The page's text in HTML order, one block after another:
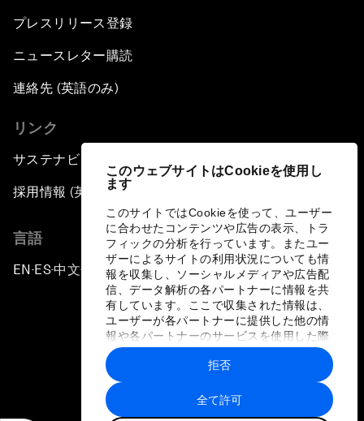
このウェブサイトはCookieを使用し
ます
このサイトではCookieを使って、ユーザー
に合わせたコンテンツや広告の表示、トラ
フィックの分析を行っています。またユー
ザーによるサイトの利用状況についても情
報を収集し、ソーシャルメディアや広告配
信、データ解析の各パートナーに情報を共
有しています。ここで収集された情報は、
ユーザーが各パートナーに提供した他の情
報や各パートナーのサービスを使用した際
に収集された情報と組み合わされ、各パー
トナーによって使用されることがありま
す。
全て許可
拒否
プレスリリース登録
ニュースレター購読
連絡先 (英語のみ)
リンク
サステナビリティへの取り組み
採用情報 (英語のみ)
言語
EN ▪ ES▪中文▪ 日本語
プライバシーポリシーと利用規約
サイトマップ